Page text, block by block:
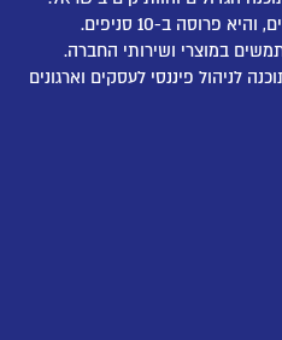
במוצרי ושירותי החברה.
לניהול פיננסי לעסקים וארגונים